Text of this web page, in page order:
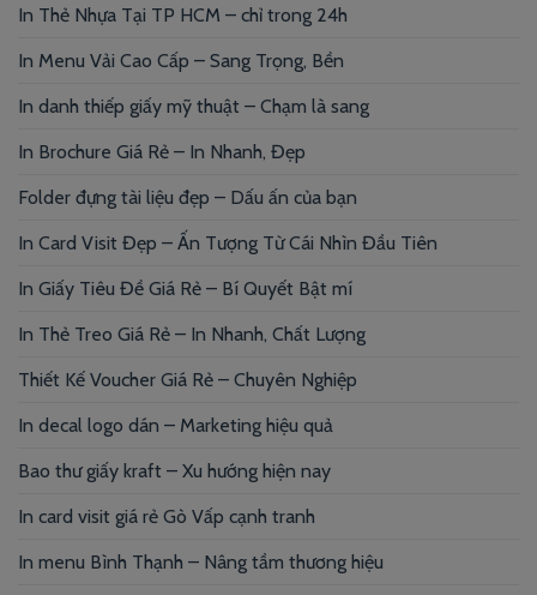
In Thẻ Nhựa Tại TP HCM – chỉ trong 24h
In Menu Vải Cao Cấp – Sang Trọng, Bền
In danh thiếp giấy mỹ thuật – Chạm là sang
In Brochure Giá Rẻ – In Nhanh, Đẹp
Folder đựng tài liệu đẹp – Dấu ấn của bạn
In Card Visit Đẹp – Ấn Tượng Từ Cái Nhìn Đầu Tiên
In Giấy Tiêu Đề Giá Rẻ – Bí Quyết Bật mí
In Thẻ Treo Giá Rẻ – In Nhanh, Chất Lượng
Thiết Kế Voucher Giá Rẻ – Chuyên Nghiệp
In decal logo dán – Marketing hiệu quả
Bao thư giấy kraft – Xu hướng hiện nay
In card visit giá rẻ Gò Vấp cạnh tranh
In menu Bình Thạnh – Nâng tầm thương hiệu